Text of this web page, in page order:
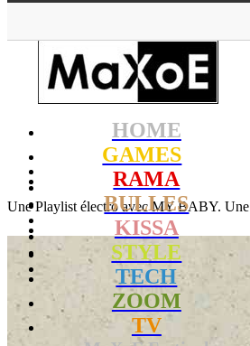
HOME
GAMES
RAMA
BULLES
KISSA
STYLE
TECH
ZOOM
TV
Une Playlist électro avec MY BABY. Une